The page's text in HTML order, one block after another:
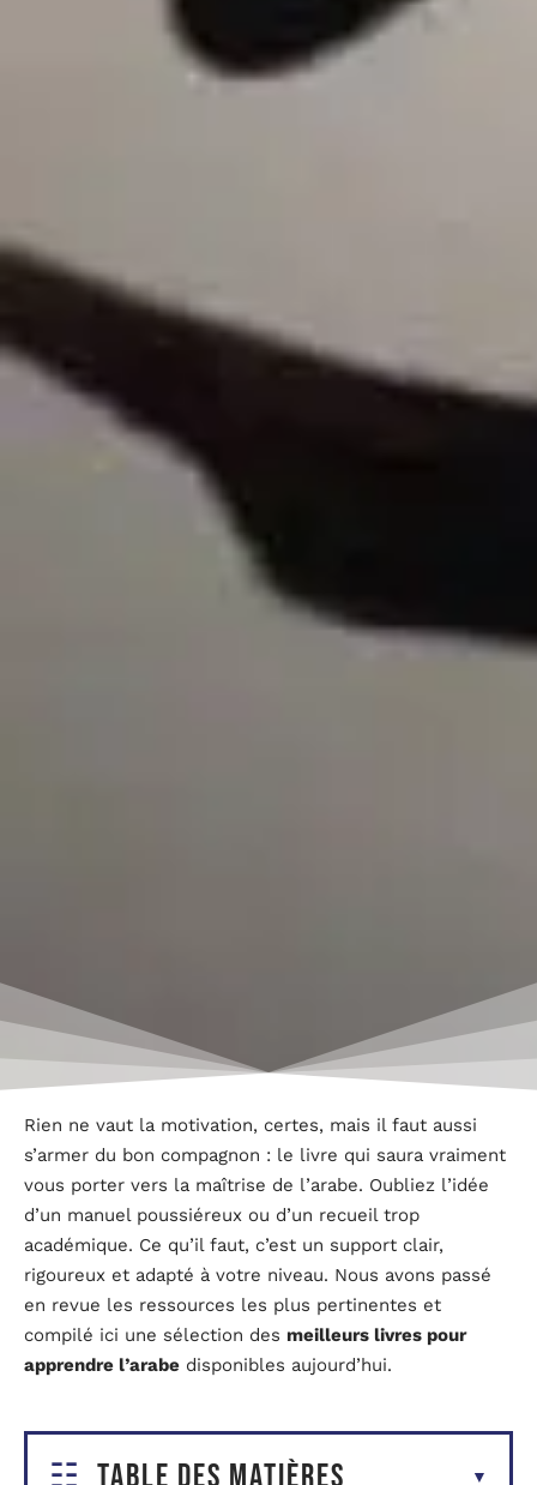
Rien ne vaut la motivation, certes, mais il faut aussi
s’armer du bon compagnon : le livre qui saura vraiment
vous porter vers la maîtrise de l’arabe. Oubliez l’idée
d’un manuel poussiéreux ou d’un recueil trop
académique. Ce qu’il faut, c’est un support clair,
rigoureux et adapté à votre niveau. Nous avons passé
en revue les ressources les plus pertinentes et
compilé ici une sélection des meilleurs livres pour
apprendre l’arabe disponibles aujourd’hui.